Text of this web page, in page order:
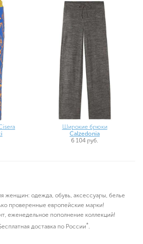
Широкие брюки
Calzedonia
6 104 руб.
женщин: одежда, обувь, аксессуары, белье
проверенные европейские марки!
еженедельное пополнение коллекций!
доставка по России*.